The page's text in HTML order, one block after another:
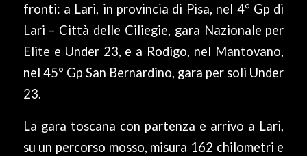
fronti: a Lari, in provincia di Pisa, nel 4° Gp di
Lari – Città delle Ciliegie, gara Nazionale per
Elite e Under 23, e a Rodigo, nel Mantovano,
nel 45° Gp San Bernardino, gara per soli Under
23.
La gara toscana con partenza e arrivo a Lari,
su un percorso mosso, misura 162 chilometri e